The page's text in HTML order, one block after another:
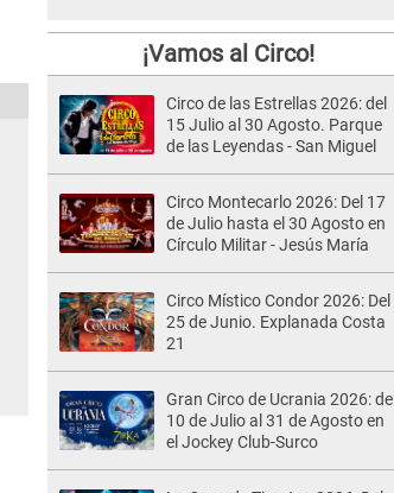
¡Vamos al Circo!
Circo de las Estrellas 2026: del
15 Julio al 30 Agosto. Parque
de las Leyendas - San Miguel
Circo Montecarlo 2026: Del 17
de Julio hasta el 30 Agosto en
Círculo Militar - Jesús María
Circo Místico Condor 2026: Del
25 de Junio. Explanada Costa
21
Gran Circo de Ucrania 2026: del
10 de Julio al 31 de Agosto en
el Jockey Club-Surco